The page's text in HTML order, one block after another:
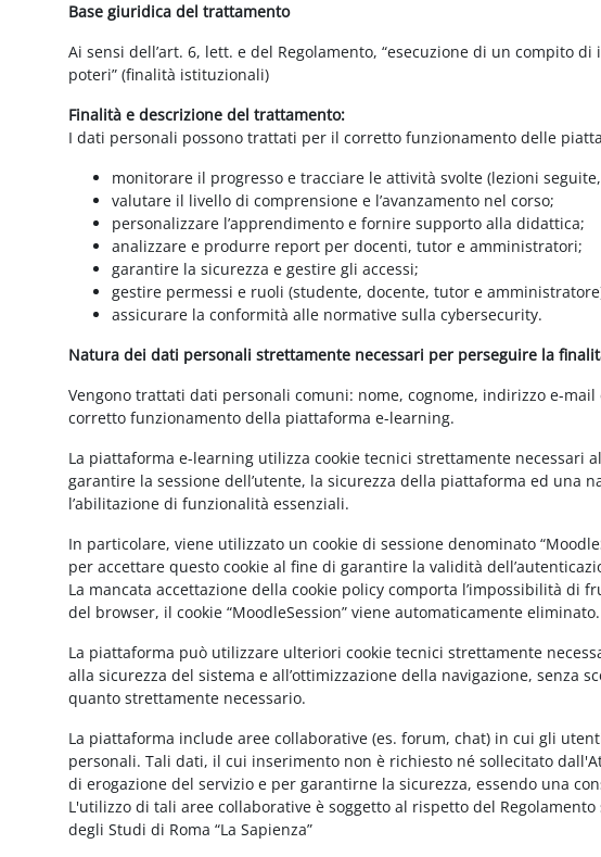
Base giuridica del trattamento
Ai sensi dell’art. 6, lett. e del Regolamento, “esecuzione di un compito
poteri” (finalità istituzionali)
Finalità e descrizione del trattamento:
I dati personali possono trattati per il corretto funzionamento delle
monitorare il progresso e tracciare le attività svolte (lezioni
valutare il livello di comprensione e l’avanzamento nel corso;
personalizzare l’apprendimento e fornire supporto alla didattica;
analizzare e produrre report per docenti, tutor e amministratori;
garantire la sicurezza e gestire gli accessi;
gestire permessi e ruoli (studente, docente, tutor e
assicurare la conformità alle normative sulla cybersecurity.
Natura dei dati personali strettamente necessari per perseguire la
Vengono trattati dati personali comuni: nome, cognome, indirizzo e-
corretto funzionamento della piattaforma e-learning.
La piattaforma e-learning utilizza cookie tecnici strettamente necessari
garantire la sessione dell’utente, la sicurezza della piattaforma ed una
l’abilitazione di funzionalità essenziali.
In particolare, viene utilizzato un cookie di sessione denominato
per accettare questo cookie al fine di garantire la validità
La mancata accettazione della cookie policy comporta l’impossibilità di
del browser, il cookie “MoodleSession” viene automaticamente eliminato.
La piattaforma può utilizzare ulteriori cookie tecnici strettamente
alla sicurezza del sistema e all’ottimizzazione della navigazione,
quanto strettamente necessario.
La piattaforma include aree collaborative (es. forum, chat) in cui gli
personali. Tali dati, il cui inserimento non è richiesto né sollecitato
di erogazione del servizio e per garantirne la sicurezza, essendo una
L'utilizzo di tali aree collaborative è soggetto al rispetto del
degli Studi di Roma “La Sapienza”